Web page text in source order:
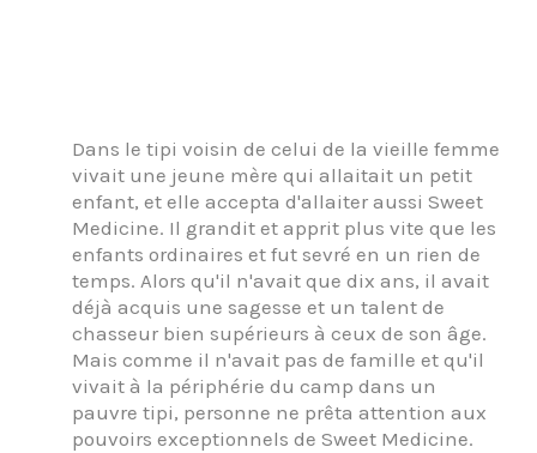
Dans le tipi voisin de celui de la vieille femme
vivait une jeune mère qui allaitait un petit
enfant, et elle accepta d'allaiter aussi Sweet
Medicine. Il grandit et apprit plus vite que les
enfants ordinaires et fut sevré en un rien de
temps. Alors qu'il n'avait que dix ans, il avait
déjà acquis une sagesse et un talent de
chasseur bien supérieurs à ceux de son âge.
Mais comme il n'avait pas de famille et qu'il
vivait à la périphérie du camp dans un
pauvre tipi, personne ne prêta attention aux
pouvoirs exceptionnels de Sweet Medicine.